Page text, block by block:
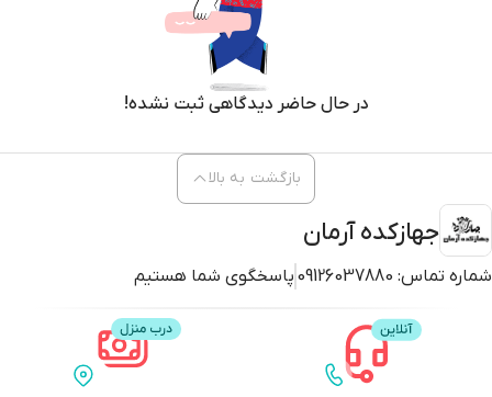
در حال حاضر دیدگاهی ثبت نشده!
جهازکده آرمان
شماره تماس: 09126037880 پاسخگوی شما هستیم
بازگشت به بالا